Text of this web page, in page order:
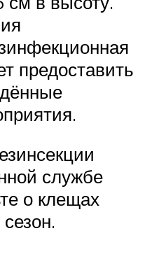
предоставить
службе
о клещах